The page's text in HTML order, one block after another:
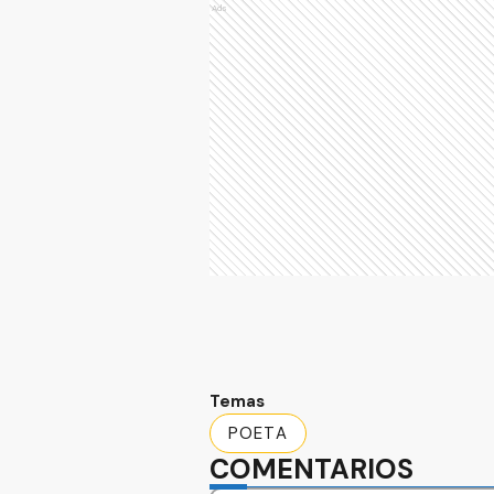
Ads
Temas
POETA
COMENTARIOS